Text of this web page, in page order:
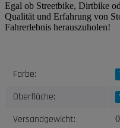
Egal ob Streetbike, Dirtbike
Qualität und Erfahrung von
Fahrerlebnis herauszuholen!
Produkteigenschaft
Wert
Farbe:
Oberfläche:
Versandgewicht: